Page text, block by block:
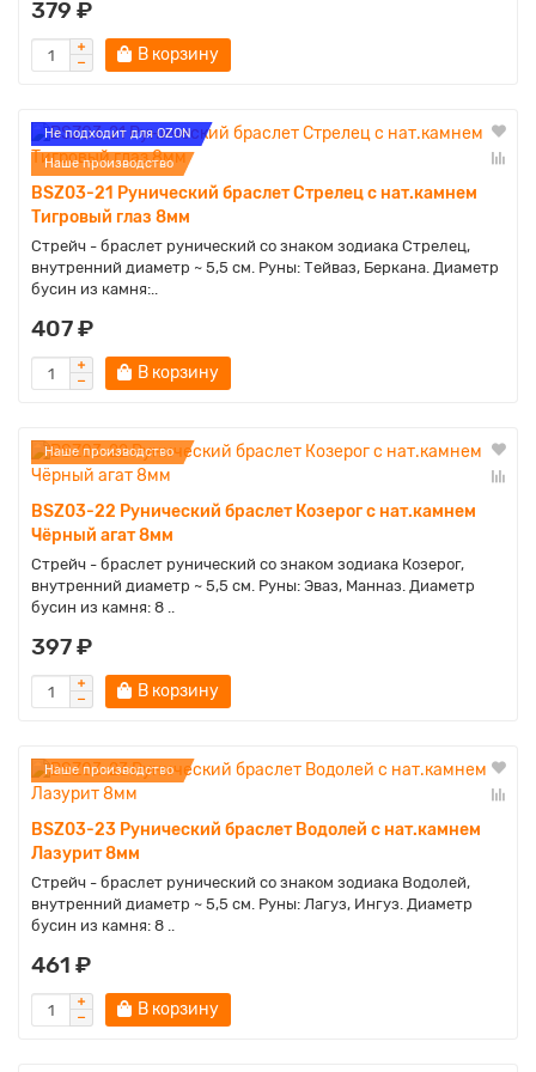
379 ₽
В корзину
Не подходит для OZON
Наше производство
BSZ03-21 Рунический браслет Стрелец с нат.камнем
Тигровый глаз 8мм
Стрейч - браслет рунический со знаком зодиака Стрелец,
внутренний диаметр ~ 5,5 см. Руны: Тейваз, Беркана. Диаметр
бусин из камня:..
407 ₽
В корзину
Наше производство
BSZ03-22 Рунический браслет Козерог с нат.камнем
Чёрный агат 8мм
Стрейч - браслет рунический со знаком зодиака Козерог,
внутренний диаметр ~ 5,5 см. Руны: Эваз, Манназ. Диаметр
бусин из камня: 8 ..
397 ₽
В корзину
Наше производство
BSZ03-23 Рунический браслет Водолей с нат.камнем
Лазурит 8мм
Стрейч - браслет рунический со знаком зодиака Водолей,
внутренний диаметр ~ 5,5 см. Руны: Лагуз, Ингуз. Диаметр
бусин из камня: 8 ..
461 ₽
В корзину